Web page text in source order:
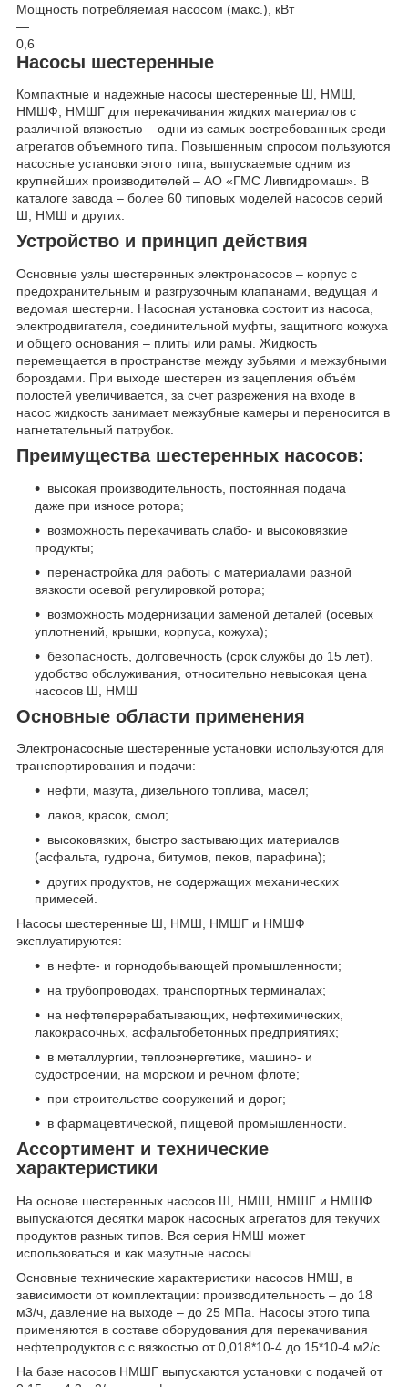
Мощность потребляемая насосом (макс.), кВт
—
0,6
Насосы шестеренные
Компактные и надежные насосы шестеренные Ш, НМШ,
НМШФ, НМШГ для перекачивания жидких материалов с
различной вязкостью – одни из самых востребованных среди
агрегатов объемного типа. Повышенным спросом пользуются
насосные установки этого типа, выпускаемые одним из
крупнейших производителей – АО «ГМС Ливгидромаш». В
каталоге завода – более 60 типовых моделей насосов серий
Ш, НМШ и других.
Устройство и принцип действия
Основные узлы шестеренных электронасосов – корпус с
предохранительным и разгрузочным клапанами, ведущая и
ведомая шестерни. Насосная установка состоит из насоса,
электродвигателя, соединительной муфты, защитного кожуха
и общего основания – плиты или рамы. Жидкость
перемещается в пространстве между зубьями и межзубными
бороздами. При выходе шестерен из зацепления объём
полостей увеличивается, за счет разрежения на входе в
насос жидкость занимает межзубные камеры и переносится в
нагнетательный патрубок.
Преимущества шестеренных насосов:
высокая производительность, постоянная подача
даже при износе ротора;
возможность перекачивать слабо- и высоковязкие
продукты;
перенастройка для работы с материалами разной
вязкости осевой регулировкой ротора;
возможность модернизации заменой деталей (осевых
уплотнений, крышки, корпуса, кожуха);
безопасность, долговечность (срок службы до 15 лет),
удобство обслуживания, относительно невысокая цена
насосов Ш, НМШ
Основные области применения
Электронасосные шестеренные установки используются для
транспортирования и подачи:
нефти, мазута, дизельного топлива, масел;
лаков, красок, смол;
высоковязких, быстро застывающих материалов
(асфальта, гудрона, битумов, пеков, парафина);
других продуктов, не содержащих механических
примесей.
Насосы шестеренные Ш, НМШ, НМШГ и НМШФ
эксплуатируются:
в нефте- и горнодобывающей промышленности;
на трубопроводах, транспортных терминалах;
на нефтеперерабатывающих, нефтехимических,
лакокрасочных, асфальтобетонных предприятиях;
в металлургии, теплоэнергетике, машино- и
судостроении, на морском и речном флоте;
при строительстве сооружений и дорог;
в фармацевтической, пищевой промышленности.
Ассортимент и технические
характеристики
На основе шестеренных насосов Ш, НМШ, НМШГ и НМШФ
выпускаются десятки марок насосных агрегатов для текучих
продуктов разных типов. Вся серия НМШ может
использоваться и как мазутные насосы.
Основные технические характеристики насосов НМШ, в
зависимости от комплектации: производительность – до 18
м3/ч, давление на выходе – до 25 МПа. Насосы этого типа
применяются в составе оборудования для перекачивания
нефтепродуктов с с вязкостью от 0,018*10-4 до 15*10-4 м2/с.
На базе насосов НМШГ выпускаются установки с подачей от